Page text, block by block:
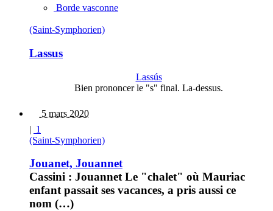
Borde vasconne
(Saint-Symphorien)
Lassus
Lassús
Bien prononcer le "s" final. La-dessus.
5 mars 2020
| 1
(Saint-Symphorien)
Jouanet, Jouannet
Cassini : Jouannet Le "chalet" où Mauriac
enfant passait ses vacances, a pris aussi ce
nom (…)